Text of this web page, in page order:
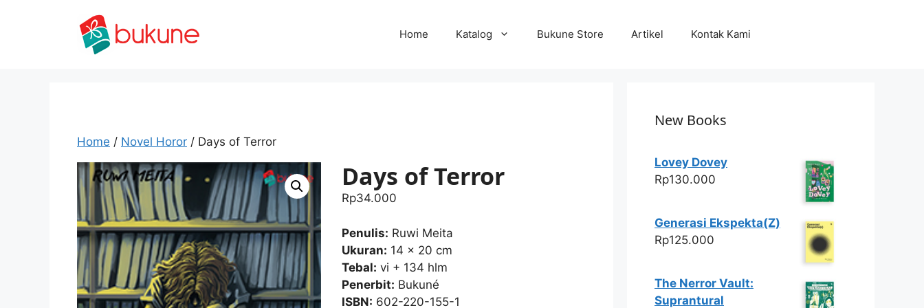
Home Katalog Bukune Store Artikel Kontak Kami
Home / Novel Horor / Days of Terror
Days of Terror
Rp34.000
Penulis: Ruwi Meita
Ukuran: 14 x 20 cm
Tebal: vi + 134 hlm
Penerbit: Bukuné
ISBN: 602-220-155-1
New Books
Lovey Dovey
Rp130.000
Generasi Ekspekta(Z)
Rp125.000
The Nerror Vault:
Suprantural